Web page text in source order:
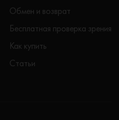
Обмен и возврат
Бесплатная проверка зрения
Как купить
Статьи